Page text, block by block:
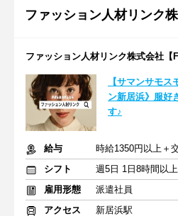
ファッション人材リンク
ファッション人材リンク株式会社【
【サマンサモ
ン新居浜》服好
す♪
給与
時給1350円以上＋
シフト
週5日 1日8時間以上
雇用形態
派遣社員
アクセス
新居浜駅